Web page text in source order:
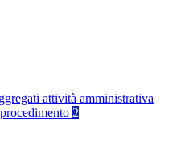
attività amministrativa
2